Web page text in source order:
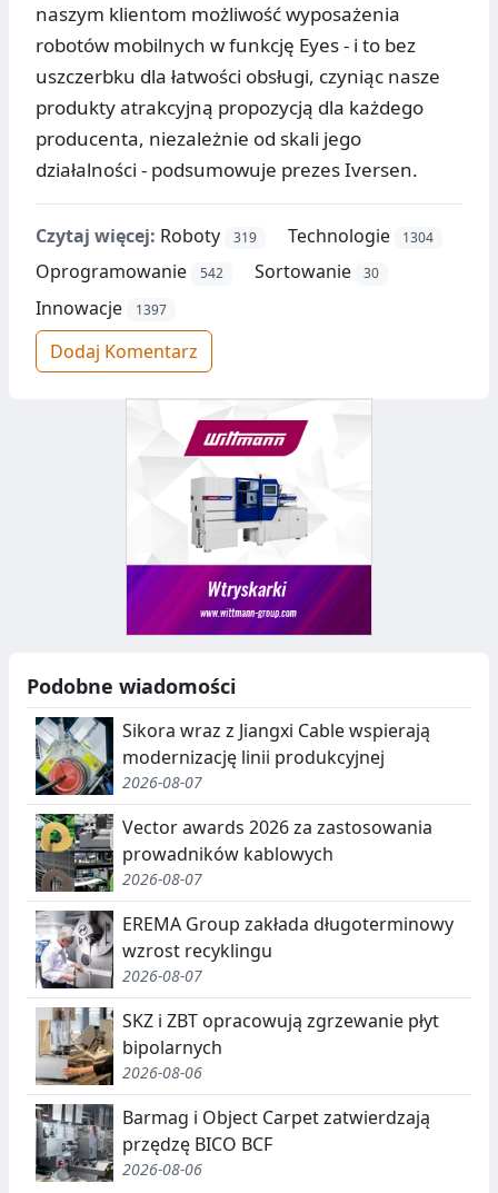
naszym klientom możliwość wyposażenia
robotów mobilnych w funkcję Eyes - i to bez
uszczerbku dla łatwości obsługi, czyniąc nasze
produkty atrakcyjną propozycją dla każdego
producenta, niezależnie od skali jego
działalności - podsumowuje prezes Iversen.
Czytaj więcej: Roboty 319 Technologie 1304
Oprogramowanie 542 Sortowanie 30
Innowacje 1397
Dodaj Komentarz
Podobne wiadomości
Sikora wraz z Jiangxi Cable wspierają
modernizację linii produkcyjnej
2026-08-07
Vector awards 2026 za zastosowania
prowadników kablowych
2026-08-07
EREMA Group zakłada długoterminowy
wzrost recyklingu
2026-08-07
SKZ i ZBT opracowują zgrzewanie płyt
bipolarnych
2026-08-06
Barmag i Object Carpet zatwierdzają
przędzę BICO BCF
2026-08-06